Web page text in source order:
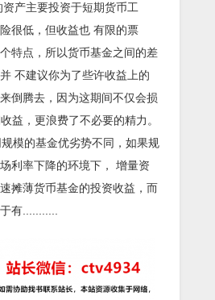
产主要投资于短期货币工
很低，但收益也 有限的票
特点，所以货币基金之间的差
不建议你为了些许收益上的
倒腾去，因为这期间不仅会损
益，更浪费了不必要的精力。
模的基金优劣势不同，如果规
利率下降的环境下， 增量资
摊薄货币基金的投资收益，而
有...........